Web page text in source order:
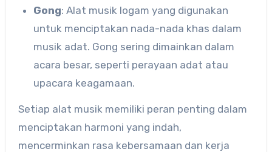
Gong: Alat musik logam yang digunakan
untuk menciptakan nada-nada khas dalam
musik adat. Gong sering dimainkan dalam
acara besar, seperti perayaan adat atau
upacara keagamaan.
Setiap alat musik memiliki peran penting dalam
menciptakan harmoni yang indah,
mencerminkan rasa kebersamaan dan kerja